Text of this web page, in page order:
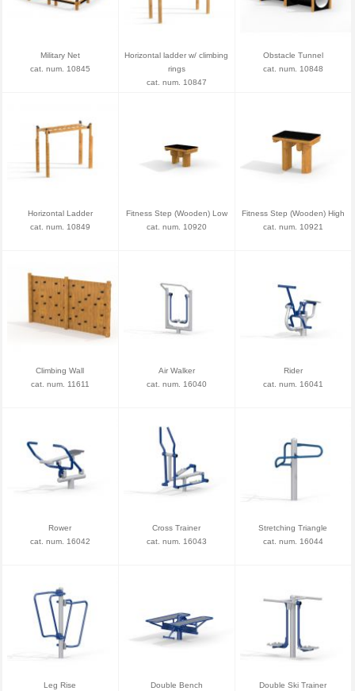
Military Net
cat. num. 10845
Horizontal ladder w/ climbing
rings
cat. num. 10847
Obstacle Tunnel
cat. num. 10848
Horizontal Ladder
cat. num. 10849
Fitness Step (Wooden) Low
cat. num. 10920
Fitness Step (Wooden) High
cat. num. 10921
Climbing Wall
cat. num. 11611
Air Walker
cat. num. 16040
Rider
cat. num. 16041
Rower
cat. num. 16042
Cross Trainer
cat. num. 16043
Stretching Triangle
cat. num. 16044
Leg Rise
Double Bench
Double Ski Trainer